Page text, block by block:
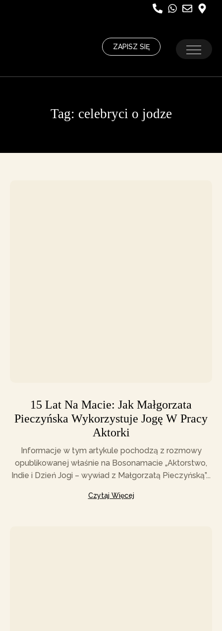
ZAPISZ SIĘ
Tag: celebryci o jodze
15 Lat Na Macie: Jak Małgorzata
Pieczyńska Wykorzystuje Jogę W Pracy
Aktorki
Informacje w tym artykule pochodzą z rozmowy
opublikowanej właśnie na Bosonamacie „Aktorstwo,
Indie i Dzień Jogi – wywiad z Małgorzatą Pieczyńską”...
Czytaj Więcej